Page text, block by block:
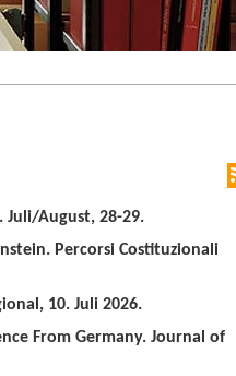
Juli/August, 28-29.
Percorsi Costituzionali
10. Juli 2026.
From Germany. Journal of